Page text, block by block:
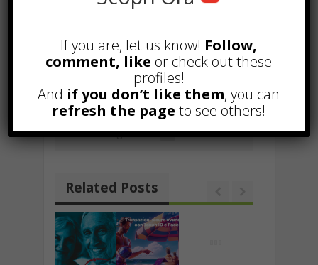
o
o
k
A
p
p
a
m
dI
n
c
h
at
l y
Li
n
k
di
vi
di
YOUTUBE,YOUTUBE
Sensori di parcheggio: ecco
perchè sceglierli!
Visualizzazioni Youtube, cosa fare per
iniziare alla grande?
Related Posts
If you are, let us know! Follow,
comment, like or check out these
profiles!
And if you don’t like them, you can
refresh the page to see others!